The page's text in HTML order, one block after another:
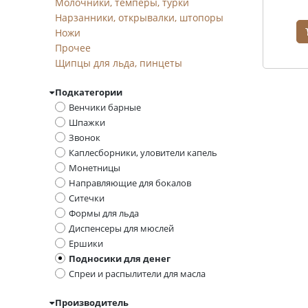
Нарзанники, открывалки, штопоры
Ножи
Прочее
Щипцы для льда, пинцеты
Подкатегории
Венчики барные
Шпажки
Звонок
Каплесборники, уловители капель
Монетницы
Направляющие для бокалов
Ситечки
Формы для льда
Диспенсеры для мюслей
Ершики
Подносики для денег
Спреи и распылители для масла
Производитель